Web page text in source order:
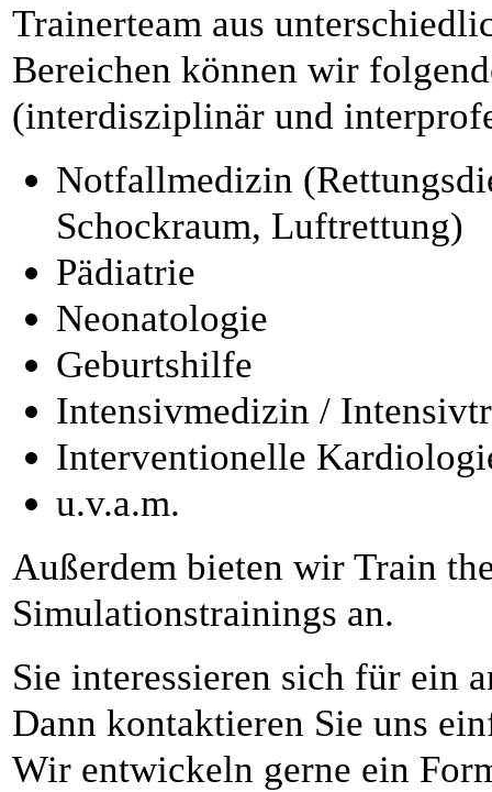
Trainerteam aus
Bereichen können wir
(interdisziplinär und
Notfallmedizin
Schockraum, Luftrettung)
Pädiatrie
Neonatologie
Geburtshilfe
Intensivmedizin /
Interventionelle
u.v.a.m.
Außerdem bieten wir Train
Simulationstrainings an.
Sie interessieren sich für ein
Dann kontaktieren Sie uns
Wir entwickeln gerne ein